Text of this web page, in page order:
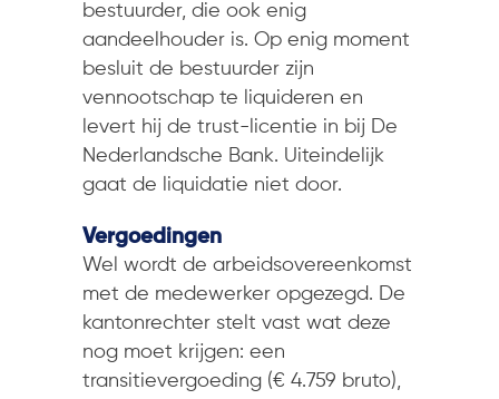
bestuurder, die ook enig
aandeelhouder is. Op enig moment
besluit de bestuurder zijn
vennootschap te liquideren en
levert hij de trust-licentie in bij De
Nederlandsche Bank. Uiteindelijk
gaat de liquidatie niet door.
Vergoedingen
Wel wordt de arbeidsovereenkomst
met de medewerker opgezegd. De
kantonrechter stelt vast wat deze
nog moet krijgen: een
transitievergoeding (€ 4.759 bruto),